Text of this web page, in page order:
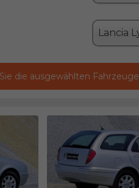
die ausgewählten Fahrzeuge